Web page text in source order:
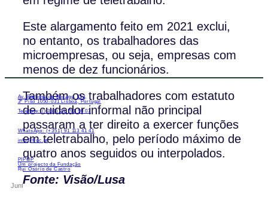
Este alargamento feito em 2021 exclui,
no entanto, os trabalhadores das
microempresas, ou seja, empresas com
menos de dez funcionários.
Também os trabalhadores com estatuto
de cuidador informal não principal
passaram a ter direito a exercer funções
em teletrabalho, pelo período máximo de
quatro anos seguidos ou interpolados.
Fonte: Visão/Lusa
Av. Barbosa du Bocage, 113,
3º Piso 1050-031 Lisboa, Portugal
Telefone: (+351) 21 791 50 07
WhatsApp: (+351) 91 113 41 41
info@froc.pt
PIPOP
Um projecto da Fundação
Rui Osório de Castro